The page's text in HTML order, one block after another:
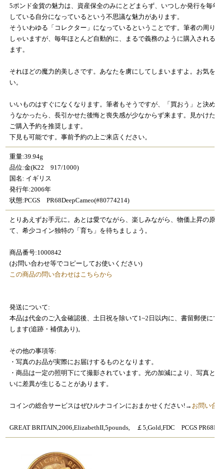
5ポンド金貨の魅力は、資産保全のみにとどまらず、いつしか発行を毎年
している自分になっているという不思議な魅力があります。
そういわゆる「コレクター」になっているということです。筆者の周り
しゃいますが、毎年ほとんど自動的に、まるで義務のように購入される
ます。
それほどの魔力的美しさです。あなたを虜にしてしまいますよ。お気を
い。
いいものはすぐになくなります。筆者もそうですが、「買おう」と決め
うなかったら、長引かせた後悔と喪失感が少なからず来ます。見かけた
ご購入予約を推奨します。
下見も可能です。事前予約の上ご来店ください。
重量:39.94g
品位:金(K22 917/1000)
国名: イギリス
発行年:2006年
状態:PCGS PR68DeepCameo(#80774214)
とりあえずお手元に。あとは愛でながら、楽しみながら、物価上昇の原
て、希少コイン独特の「育ち」を待ちましょう。
商品番号:1000842
(お問い合わせ等でコピーしてお使いください)
この商品の問い合わせはこちらから
発送について:
本品は代金のご入金確認後、土日祝を除いて1~2日以内に、書留郵便にて
します(追跡・補償あり)。
その他の事項等:
・写真のお品が実際にお届けするものとなります。
・商品は一定の照明下にて撮影されています。光の加減により、写真と
いに差異が生じることがあります。
コインの総合サービスはぜひルナコインにおまかせください!→ お問い合
GREAT BRITAIN,2006,ElizabethII,5pounds, ￡5,Gold,FDC PCGS